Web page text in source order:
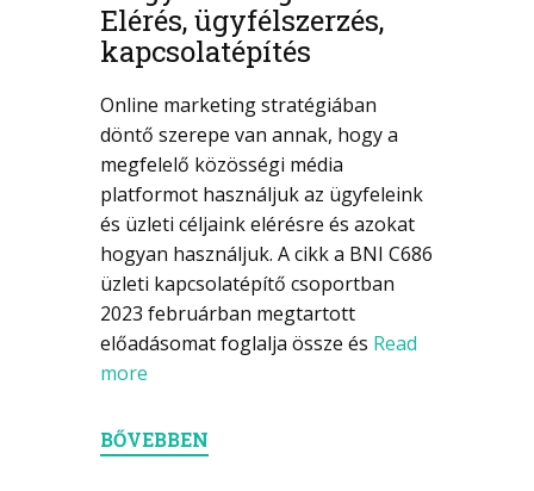
Elérés, ügyfélszerzés,
kapcsolatépítés
Online marketing stratégiában
döntő szerepe van annak, hogy a
megfelelő közösségi média
platformot használjuk az ügyfeleink
és üzleti céljaink elérésre és azokat
hogyan használjuk. A cikk a BNI C686
üzleti kapcsolatépítő csoportban
2023 februárban megtartott
előadásomat foglalja össze és Read
more
BŐVEBBEN